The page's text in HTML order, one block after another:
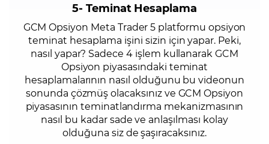
5- Teminat Hesaplama
GCM Opsiyon Meta Trader 5 platformu opsiyon
teminat hesaplama işini sizin için yapar. Peki,
nasıl yapar? Sadece 4 işlem kullanarak GCM
Opsiyon piyasasındaki teminat
hesaplamalarının nasıl olduğunu bu videonun
sonunda çözmüş olacaksınız ve GCM Opsiyon
piyasasının teminatlandırma mekanizmasının
nasıl bu kadar sade ve anlaşılması kolay
olduğuna siz de şaşıracaksınız.